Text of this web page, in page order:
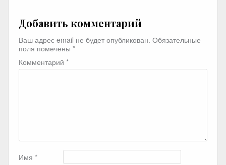
Добавить комментарий
Ваш адрес email не будет опубликован. Обязательные
поля помечены *
Комментарий *
Имя *